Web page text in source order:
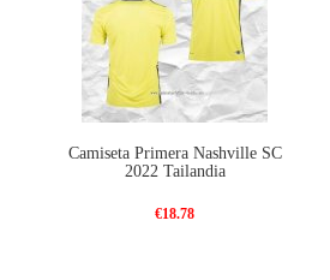
Camiseta Primera Nashville SC
2022 Tailandia
€18.78